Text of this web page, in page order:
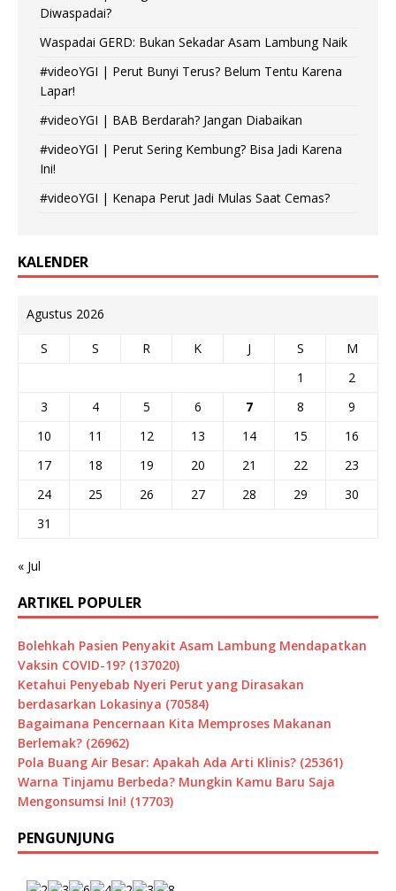
Diwaspadai?
Waspadai GERD: Bukan Sekadar Asam Lambung Naik
#videoYGI | Perut Bunyi Terus? Belum Tentu Karena
Lapar!
#videoYGI | BAB Berdarah? Jangan Diabaikan
#videoYGI | Perut Sering Kembung? Bisa Jadi Karena
Ini!
#videoYGI | Kenapa Perut Jadi Mulas Saat Cemas?
KALENDER
Agustus 2026
S S R K J S
M
1
2
3
4 5 6 7 8
9
10
11 12 13 14 15
16
17
18 19 20 21 22
23
24
25 26 27 28 29
30
31
« Jul
ARTIKEL POPULER
Bolehkah Pasien Penyakit Asam Lambung Mendapatkan
Vaksin COVID-19? (137020)
Ketahui Penyebab Nyeri Perut yang Dirasakan
berdasarkan Lokasinya (70584)
Bagaimana Pencernaan Kita Memproses Makanan
Berlemak? (26962)
Pola Buang Air Besar: Apakah Ada Arti Klinis? (25361)
Warna Tinjamu Berbeda? Mungkin Kamu Baru Saja
Mengonsumsi Ini! (17703)
PENGUNJUNG